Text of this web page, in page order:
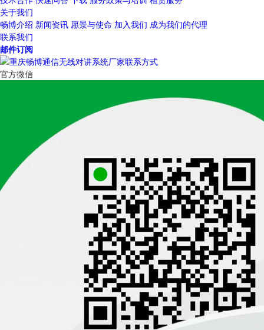
关于我们
畅博介绍 新闻资讯 愿景与使命 加入我们 成为我们的代理
联系我们
邮件订阅
官方微信